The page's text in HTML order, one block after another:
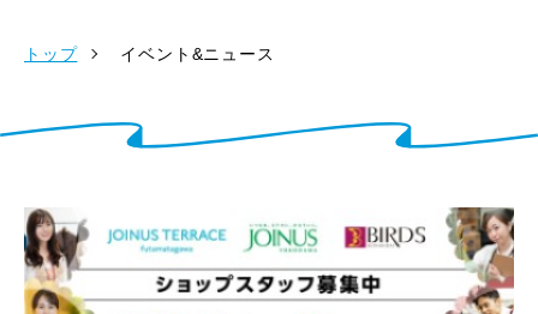
トップ イベント&ニュース